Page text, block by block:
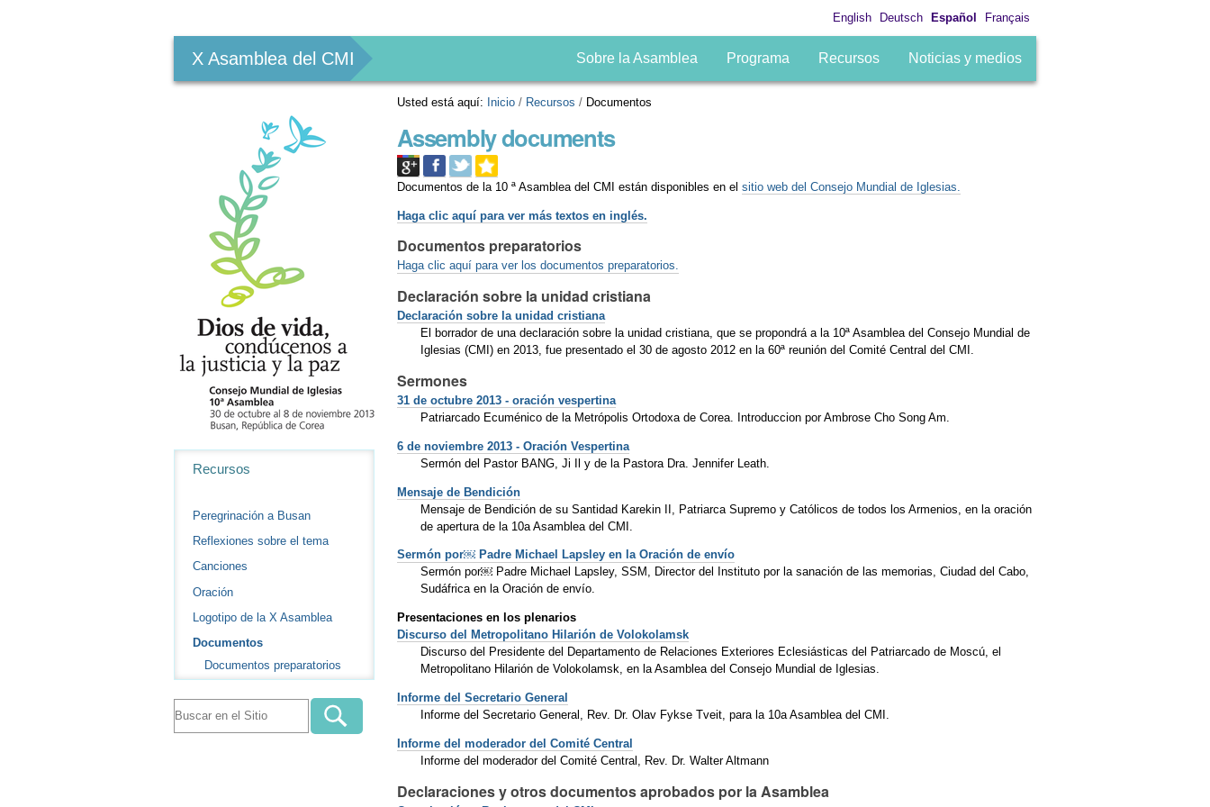
English Deutsch Español Français
X Asamblea del CMI Sobre la Asamblea Programa Recursos Noticias y medios
Usted está aquí: Inicio / Recursos / Documentos
Assembly documents
Documentos de la 10 ª Asamblea del CMI están disponibles en elsitio web del Consejo Mundial de Iglesias.
Haga clic aquí para ver más textos en inglés.
Documentos preparatorios
Haga clic aquí para ver los documentos preparatorios.
Declaración sobre la unidad cristiana
Declaración sobre la unidad cristiana
El borrador de una declaración sobre la unidad cristiana, que se propondrá a la 10ª Asamblea del Consejo Mundial de
Iglesias (CMI) en 2013, fue presentado el 30 de agosto 2012 en la 60ª reunión del Comité Central del CMI.
Sermones
31 de octubre 2013 - oración vespertina
Patriarcado Ecuménico de la Metrópolis Ortodoxa de Corea. Introduccion por Ambrose Cho Song Am.
6 de noviembre 2013 - Oración Vespertina
Sermón del Pastor BANG, Ji Il y de la Pastora Dra. Jennifer Leath.
Mensaje de Bendición
Mensaje de Bendición de su Santidad Karekin II, Patriarca Supremo y Católicos de todos los Armenios, en la oración
de apertura de la 10a Asamblea del CMI.
Sermón por￼ Padre Michael Lapsley en la Oración de envío
Sermón por￼ Padre Michael Lapsley, SSM, Director del Instituto por la sanación de las memorias, Ciudad del Cabo,
Sudáfrica en la Oración de envío.
Presentaciones en los plenarios
Discurso del Metropolitano Hilarión de Volokolamsk
Discurso del Presidente del Departamento de Relaciones Exteriores Eclesiásticas del Patriarcado de Moscú, el
Metropolitano Hilarión de Volokolamsk, en la Asamblea del Consejo Mundial de Iglesias.
Informe del Secretario General
Informe del Secretario General, Rev. Dr. Olav Fykse Tveit, para la 10a Asamblea del CMI.
Informe del moderador del Comité Central
Informe del moderador del Comité Central, Rev. Dr. Walter Altmann
Declaraciones y otros documentos aprobados por la Asamblea
Recursos
Peregrinación a Busan
Reflexiones sobre el tema
Canciones
Oración
Logotipo de la X Asamblea
Documentos
Documentos preparatorios